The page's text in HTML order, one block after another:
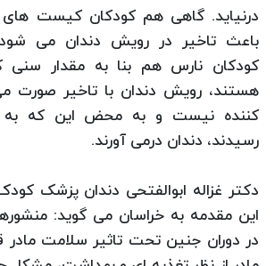
درنیاید. گاهی هم کودکان کیست های
باعث تاخیر در رویش دندان می
کودکان نارس هم بنا به مقدار
هستند، رویش دندان با تاخیر صورت
کننده نیست و به محض این که به
رسیدند، دندان درمی آورند.
دکتر غزاله ابوالفتحی دندان پزشک
این مقدمه به خراسان می گوید:
در دوران جنین تحت تاثیر سلامت مادر